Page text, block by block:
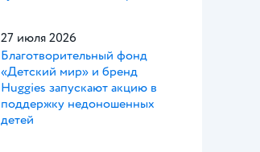
27 июля 2026
Благотворительный фонд
«Детский мир» и бренд
Huggies запускают акцию в
поддержку недоношенных
детей